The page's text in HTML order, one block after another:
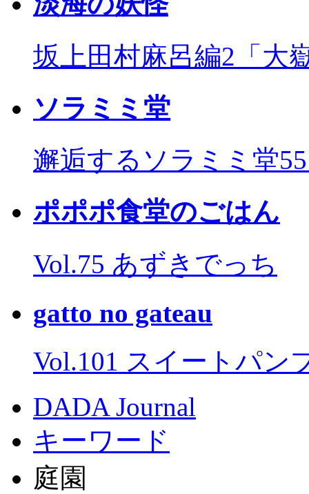
坂上田村麻呂編2「大
ソラミミ堂
邂逅するソラミミ堂
ポポポ食堂のごはん
Vol.75 あずきでっち
gatto no gateau
Vol.101 スイートパン
DADA Journal
キーワード
庭園